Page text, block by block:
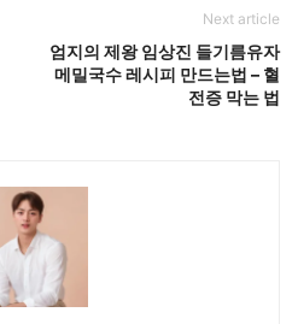
Next article
엄지의 제왕 임상진 들기름유자
메밀국수 레시피 만드는법 – 혈
전증 막는 법